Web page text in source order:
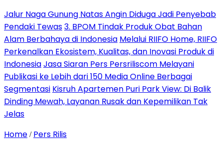
Jalur Naga Gunung Natas Angin Diduga Jadi Penyebab
Pendaki Tewas3. BPOM Tindak Produk Obat Bahan
Alam Berbahaya di Indonesia Melalui RIIFO Home, RIIFO
Perkenalkan Ekosistem, Kualitas, dan Inovasi Produk di
IndonesiaJasa Siaran Pers Persriliscom Melayani
Publikasi ke Lebih dari 150 Media Online Berbagai
Segmentasi Kisruh Apartemen Puri Park View: Di Balik
Dinding Mewah, Layanan Rusak dan Kepemilikan Tak
Jelas
Home / Pers Rilis